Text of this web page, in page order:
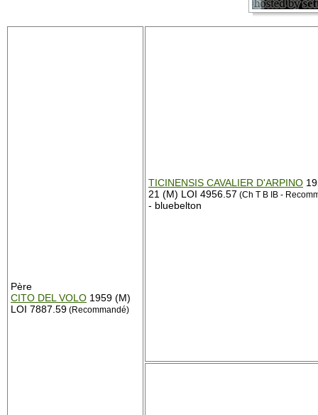
Père
CITO DEL VOLO 1959 (M)
LOI 7887.59 (Recommandé)
TICINENSIS CAVALIER D'ARPINO
21 (M) LOI 4956.57 (Ch T B IB -
- bluebelton